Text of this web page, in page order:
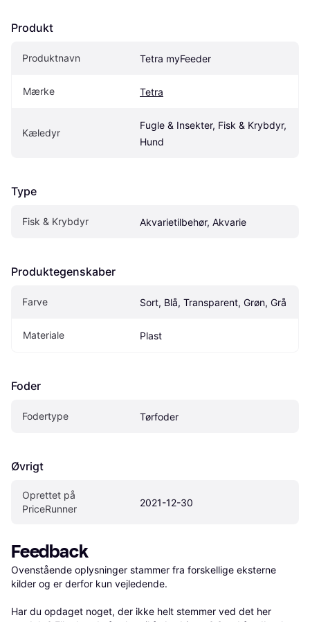
Produkt
Produktnavn Tetra myFeeder
Mærke Tetra
Kæledyr
Fugle & Insekter, Fisk & Krybdyr,
Hund
Type
Fisk & Krybdyr Akvarietilbehør, Akvarie
Produktegenskaber
Farve Sort, Blå, Transparent, Grøn, Grå
Materiale Plast
Foder
Fodertype Tørfoder
Øvrigt
Oprettet på
PriceRunner
2021-12-30
Feedback
Ovenstående oplysninger stammer fra forskellige eksterne
kilder og er derfor kun vejledende.
Har du opdaget noget, der ikke helt stemmer ved det her